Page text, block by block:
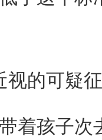
的可疑
孩子次